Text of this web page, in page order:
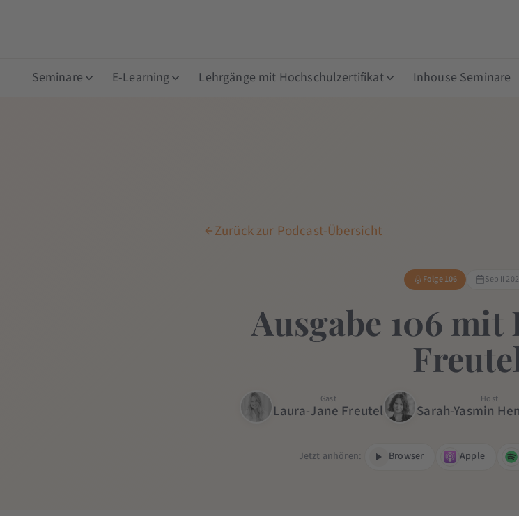
Seminare E-Learning Lehrgänge mit Hochschulzertifikat Inhouse Seminare
Zurück zur Podcast-Übersicht
Folge 106 Sep II
Ausgabe 106 mit
Gast
Laura-Jane Freutel
Host
Sarah-Yasmin
Jetzt anhören: Browser Apple